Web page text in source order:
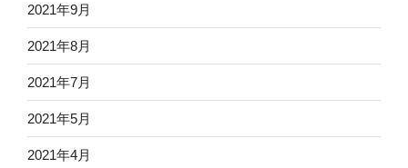
2021年9月
2021年8月
2021年7月
2021年5月
2021年4月